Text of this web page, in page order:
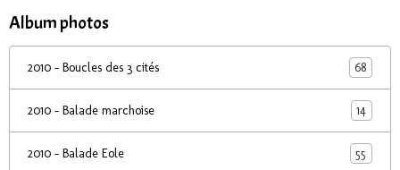
Album photos
2010 - Boucles des 3 cités 68
2010 - Balade marchoise 14
2010 - Balade Eole 55